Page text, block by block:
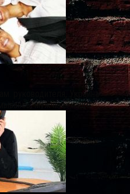
руководителя, Украина
мужчины чаще